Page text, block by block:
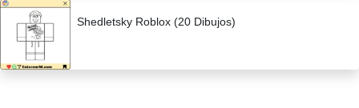
Shedletsky Roblox (20 Dibujos)